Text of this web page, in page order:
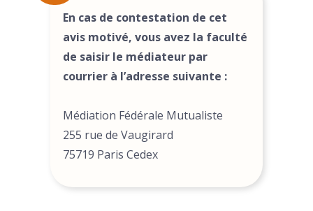
En cas de contestation de cet
avis motivé, vous avez la faculté
de saisir le médiateur par
courrier à l’adresse suivante :
Médiation Fédérale Mutualiste
255 rue de Vaugirard
75719 Paris Cedex